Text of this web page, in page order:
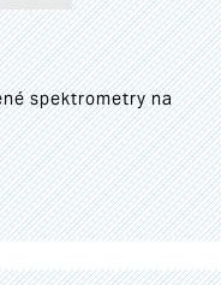
spektrometry na